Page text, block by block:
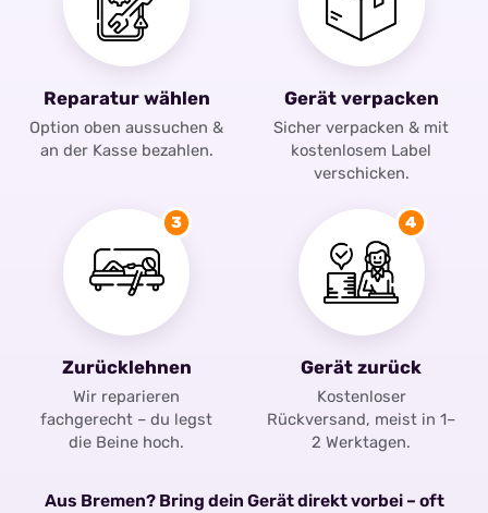
Reparatur wählen
Option oben aussuchen &
an der Kasse bezahlen.
Gerät verpacken
Sicher verpacken & mit
kostenlosem Label
verschicken.
3
Zurücklehnen
Wir reparieren
fachgerecht – du legst
die Beine hoch.
4
Gerät zurück
Kostenloser
Rückversand, meist in 1–
2 Werktagen.
Aus Bremen? Bring dein Gerät direkt vorbei – oft